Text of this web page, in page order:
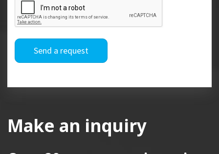
Send a request
Make an inquiry